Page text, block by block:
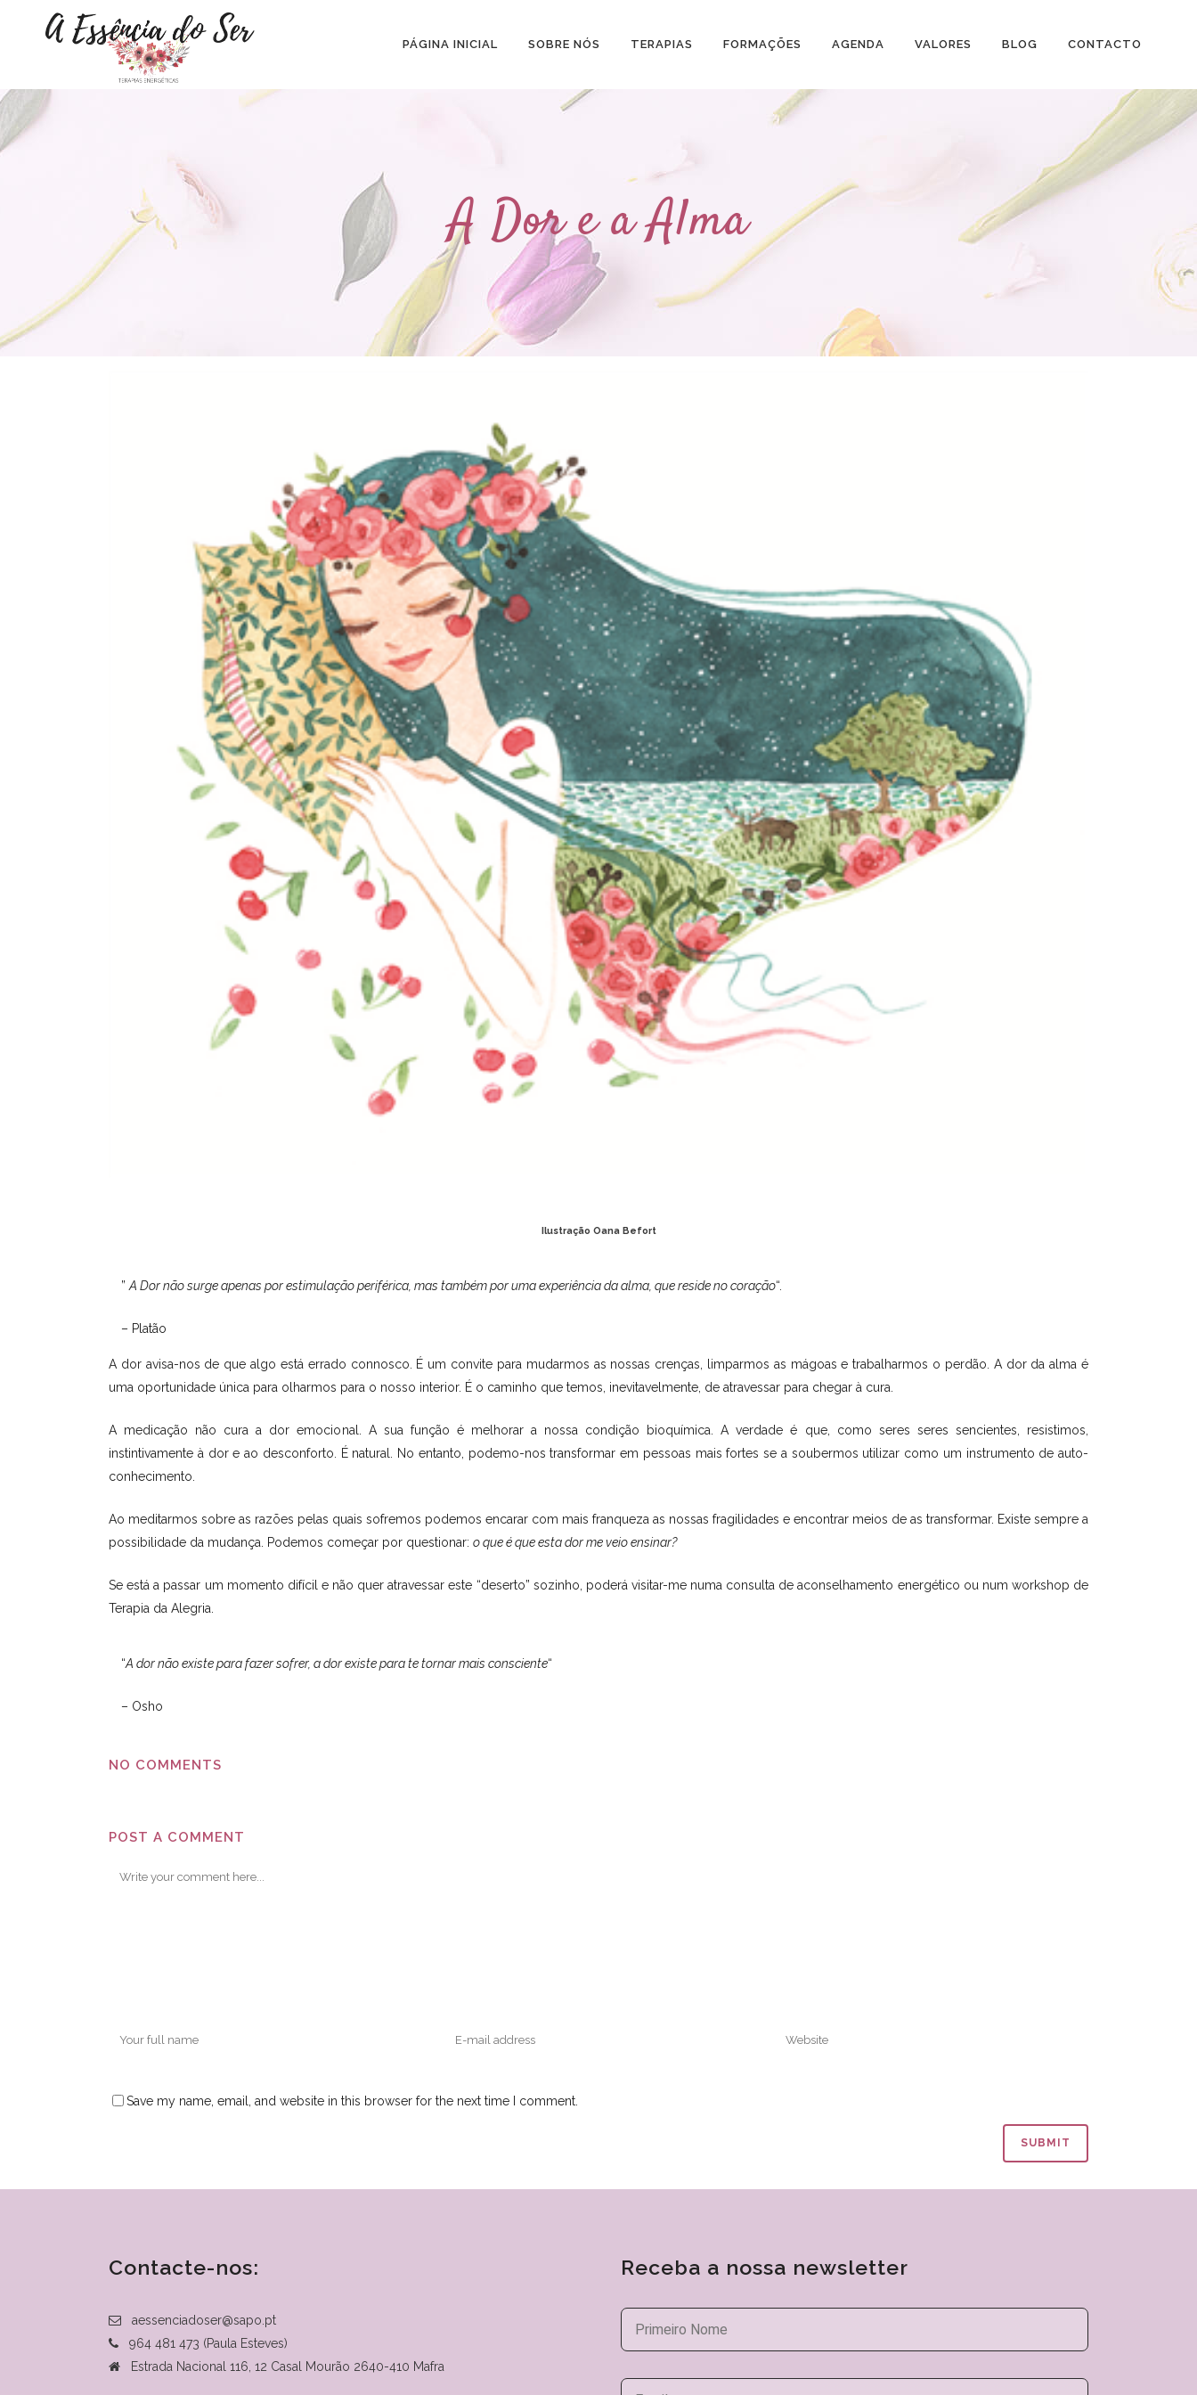
PÁGINA INICIAL SOBRE NÓS TERAPIAS FORMAÇÕES AGENDA VALORES BLOG CONTACTO
A Dor e a Alma
Ilustração Oana Befort
” A Dor não surge apenas por estimulação periférica, mas também por uma experiência da alma, que reside no coração“.
– Platão
A dor avisa-nos de que algo está errado connosco. É um convite para mudarmos as nossas crenças, limparmos as mágoas e trabalharmos o perdão. A dor da alma é
uma oportunidade única para olharmos para o nosso interior. É o caminho que temos, inevitavelmente, de atravessar para chegar à cura.
A medicação não cura a dor emocional. A sua função é melhorar a nossa condição bioquímica. A verdade é que, como seres seres sencientes, resistimos,
instintivamente à dor e ao desconforto. É natural. No entanto, podemo-nos transformar em pessoas mais fortes se a soubermos utilizar como um instrumento de auto-
conhecimento.
Ao meditarmos sobre as razões pelas quais sofremos podemos encarar com mais franqueza as nossas fragilidades e encontrar meios de as transformar. Existe sempre a
possibilidade da mudança. Podemos começar por questionar: o que é que esta dor me veio ensinar?
Se está a passar um momento difícil e não quer atravessar este “deserto” sozinho, poderá visitar-me numa consulta de aconselhamento energético ou num workshop de
Terapia da Alegria.
“A dor não existe para fazer sofrer, a dor existe para te tornar mais consciente“
– Osho
NO COMMENTS
POST A COMMENT
Save my name, email, and website in this browser for the next time I comment.
Contacte-nos:
aessenciadoser@sapo.pt
964 481 473 (Paula Esteves)
Estrada Nacional 116, 12 Casal Mourão 2640-410 Mafra
Receba a nossa newsletter